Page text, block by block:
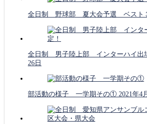
全日制 野球部 夏大会予選 ベスト
全日制 男子陸上部 インターハイ出
26日
部活動の様子 一学期その① 2021年4